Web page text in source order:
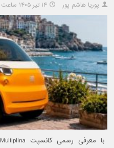
پوریا هاشم پور ۱۴ تیر ۱۴۰۵ ساعت ۱۲:۴۲